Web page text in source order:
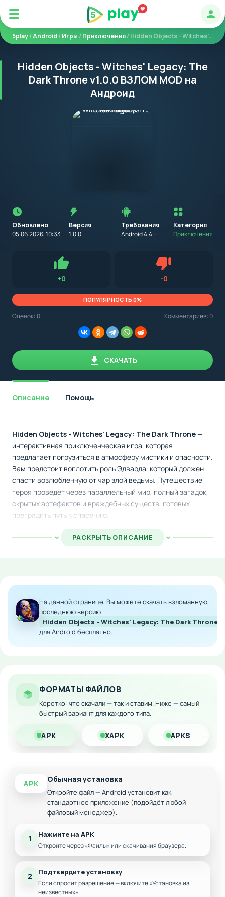
5play/Android /Игры /Приключения/ Hidden Objects - Witches' Legacy: The Dark Throne
Hidden Objects - Witches' Legacy: The
Dark Throne v1.0.0 ВЗЛОМ MOD на
Андроид
Обновлено
05.06.2026, 10:33
Версия
1.0.0
Требования
Android 4.4 +
установкой
приложения
на
устройство
с
указываем
минимальные
необходимые
Категория
Приключения
обращать внимание на установленную версию Android
OS. Мы указываем минимально необходимую версию для
+0Нравится -0Не нравится
ПОПУЛЯРНОСТЬ 0%
Оценок: 0 Комментариев: 0
СКАЧАТЬ
Описание Помощь
Hidden Objects - Witches' Legacy: The Dark Throne—
интерактивная приключенческая игра, которая
предлагает погрузиться в атмосферу мистики и опасности.
Вам предстоит воплотить роль Эдварда, который должен
спасти возлюбленную от чар злой ведьмы. Путешествие
героя проведет через параллельный мир, полный загадок,
скрытых артефактов и враждебных существ, готовых
преградить путь к спасению.
Геймплей построен на поиске предметов в запутанных
локациях и решении разнообразных головоломок. Каждый
борьбе за любовь.
Особенности мода:
Расширенные возможности персонажа и
Улучшенная графика и оптимизация для
различных устройств Android
Бесплатная загрузка модифицированной версии
Разблокированные уровни и бонусные сцены
прямо сейчас!
РАСКРЫТЬ ОПИСАНИЕ
На данной странице, Вы можете скачать взломанную,
последнюю версию
Hidden Objects - Witches' Legacy: The Dark Throne
для Android бесплатно.
ФОРМАТЫ ФАЙЛОВ
Коротко: что скачали — так и ставим. Ниже — самый
быстрый вариант для каждого типа.
APK XAPK APKS
APK Обычная установка
Откройте файл — Android установит как
стандартное приложение (подойдёт любой
файловый менеджер).
1 Нажмите на APK
Откройте через «Файлы» или скачивания браузера.
2 Подтвердите установку
Если спросит разрешение — включите «Установка из
неизвестных».